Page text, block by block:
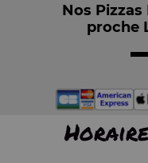
Nos
proche